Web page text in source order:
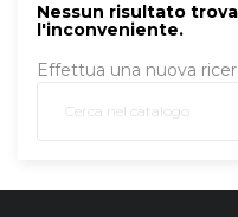
Nessun risultato
l'inconveniente.
Effettua una nuova